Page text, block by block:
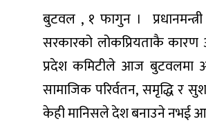
बुटवल , १ फागुन ।
सरकारको लोकप्रियताकै कारण
प्रदेश कमिटीले आज बुटवलमा
सामाजिक परिर्वतन, समृद्धि र
केही मानिसले देश बनाउने नभई